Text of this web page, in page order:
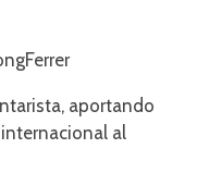
aportando
al